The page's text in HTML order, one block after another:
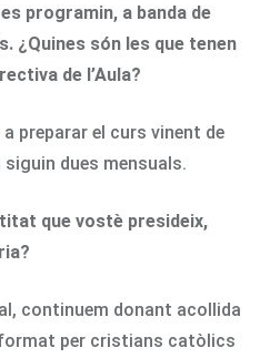
programin, a banda de
¿Quines són les que tenen
de l’Aula?
preparar el curs vinent de
dues mensuals.
que vostè presideix,
continuem donant acollida
per cristians catòlics